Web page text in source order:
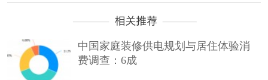
中国家庭装修供电规划与居住体验消
费调查：6成